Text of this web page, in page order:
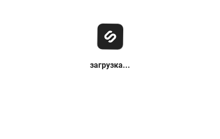
загрузка...